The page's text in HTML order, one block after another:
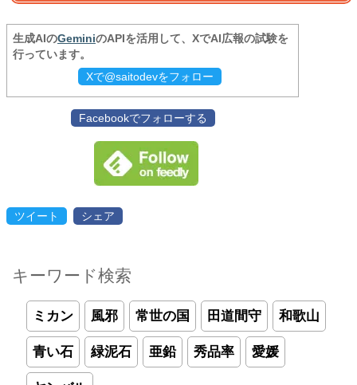
生成AIのGeminiのAPIを活用して、XでAI広報の試験を
行っています。
Xで@saitodevをフォロー
Facebookでフォローする
ツイート シェア
キーワード検索
ミカン 風邪 常世の国 田道間守 和歌山
青い石 緑泥石 亜鉛 秀品率 愛媛